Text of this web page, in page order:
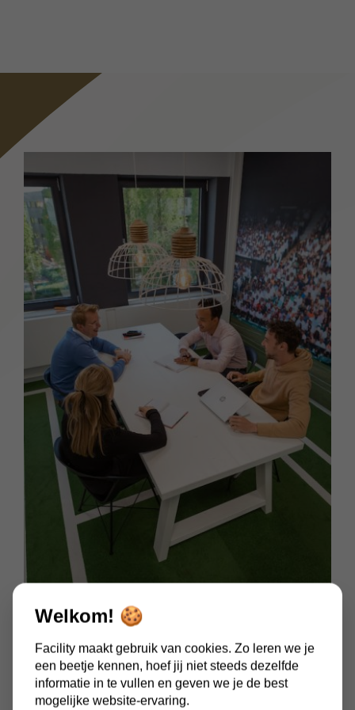
Facilitaire diensten op maat
Welkom! 🍪
Facility maakt gebruik van cookies. Zo leren we je
een beetje kennen, hoef jij niet steeds dezelfde
informatie in te vullen en geven we je de best
mogelijke website-ervaring.